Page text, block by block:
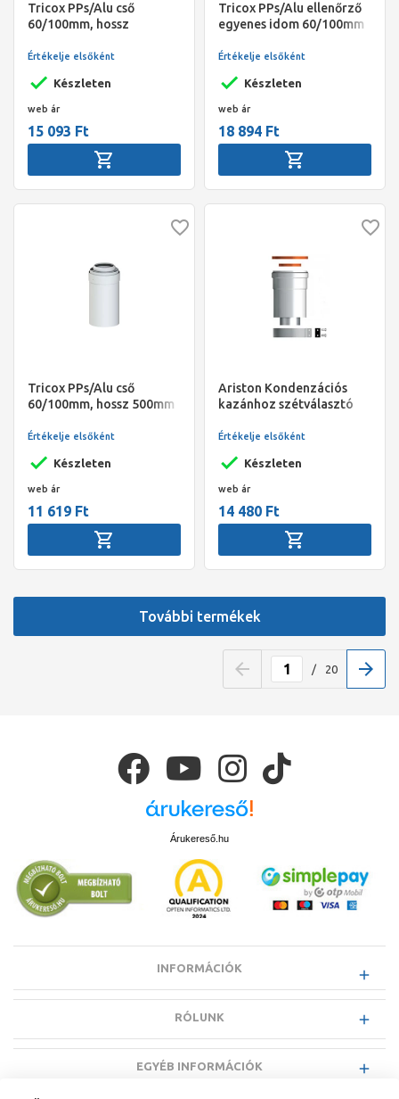
Tricox PPs/Alu cső
60/100mm, hossz
Készleten
Értékelje elsőként
web ár
15 093 Ft
Tricox PPs/Alu ellenőrző
egyenes idom 60/100mm
Készleten
Értékelje elsőként
web ár
18 894 Ft
Tricox PPs/Alu cső
60/100mm, hossz 500mm
Készleten
Értékelje elsőként
web ár
11 619 Ft
Ariston Kondenzációs
kazánhoz szétválasztó
Készleten
Értékelje elsőként
web ár
14 480 Ft
További termékek
/ 20
Árukereső.hu
INFORMÁCIÓK
RÓLUNK
EGYÉB INFORMÁCIÓK